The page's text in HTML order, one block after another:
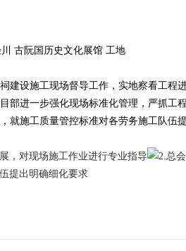
古阮国历史文化展馆 工地
设施工现场督导工作，实地察看工程
部进一步强化现场标准化管理，严抓
就施工质量管控标准对各劳务施工队伍